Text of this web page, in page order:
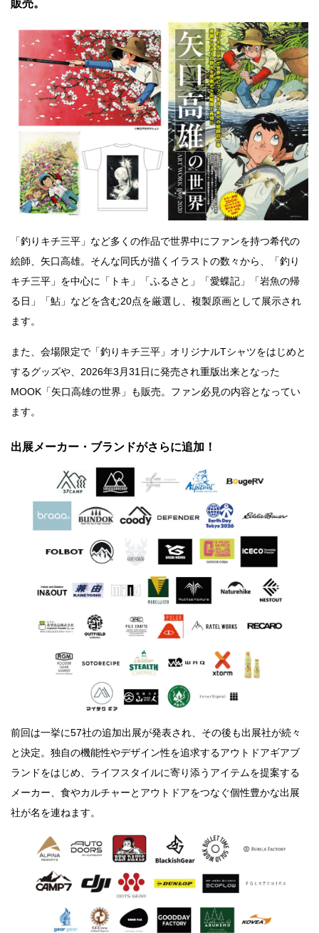
販売。
「釣りキチ三平」など多くの作品で世界中にファンを持つ希代の
絵師、矢口高雄。そんな同氏が描くイラストの数々から、「釣り
キチ三平」を中心に「トキ」「ふるさと」「愛蝶記」「岩魚の帰
る日」「鮎」などを含む20点を厳選し、複製原画として展示され
ます。
また、会場限定で「釣りキチ三平」オリジナルTシャツをはじめと
するグッズや、2026年3月31日に発売され重版出来となった
MOOK「矢口高雄の世界」も販売。ファン必見の内容となってい
ます。
出展メーカー・ブランドがさらに追加！
前回は一挙に57社の追加出展が発表され、その後も出展社が続々
と決定。独自の機能性やデザイン性を追求するアウトドアギアブ
ランドをはじめ、ライフスタイルに寄り添うアイテムを提案する
メーカー、食やカルチャーとアウトドアをつなぐ個性豊かな出展
社が名を連ねます。